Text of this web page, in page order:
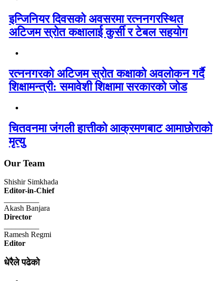
इन्जिनियर दिवसको अवसरमा रत्ननगरस्थित
अटिजम स्रोत कक्षालाई कुर्सी र टेबल सहयोग
रत्ननगरको अटिजम स्रोत कक्षाको अवलोकन गर्दै
शिक्षामन्त्री: समावेशी शिक्षामा सरकारको जोड
चितवनमा जंगली हात्तीको आक्रमणबाट आमाछोराको
मृत्यु
Our Team
Shishir Simkhada
Editor-in-Chief
Akash Banjara
Director
Ramesh Regmi
Editor
धेरैले पढेको